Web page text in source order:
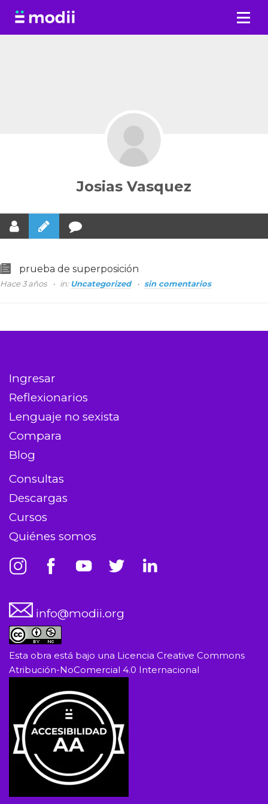
Saltar
Josias Vasquez
prueba de superposición
Hace 3 años in:Uncategorized sin comentarios
Ingresar
Reflexionarios
Lenguaje no sexista
Compara
Blog
Consultas
Descargas
Cursos
Quiénes somos
info@modii.org
Esta obra está bajo una Licencia Creative Commons
Atribución-NoComercial 4.0 Internacional